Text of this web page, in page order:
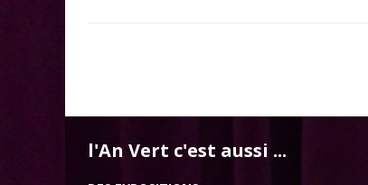
l'An Vert c'est aussi ...